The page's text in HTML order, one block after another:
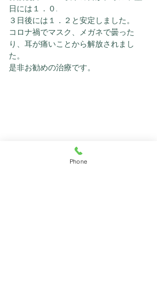
日には１．０.
３日後には１．２と安定しました。
コロナ禍でマスク、メガネで曇った
り、耳が痛いことから解放されまし
た。
是非お勧めの治療です。
Phone